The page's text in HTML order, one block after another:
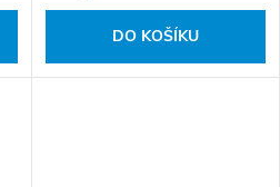
DO KOŠÍKU